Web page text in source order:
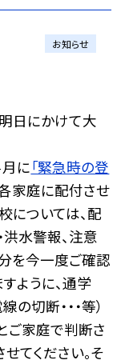
お知らせ
日にかけて大
に「緊急時の登
家庭に配付させ
については、配
水警報、注意
分を今一度ご確認
すように、通学
切断・・・等）
ご家庭で判断さ
てください。そ